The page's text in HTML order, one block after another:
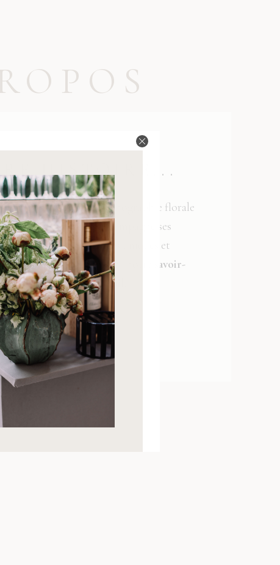
HISTOIRE...
une passion pour la scénographie florale
Reflets Fleursaccompagne ses
la création d’ambiances uniques et
nous distinguons par notre
savoir-
et notre sens du détail
PLUS